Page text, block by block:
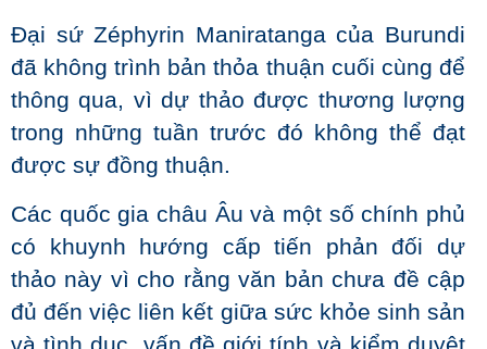
Đại sứ Zéphyrin Maniratanga của Burundi
đã không trình bản thỏa thuận cuối cùng để
thông qua, vì dự thảo được thương lượng
trong những tuần trước đó không thể đạt
được sự đồng thuận.
Các quốc gia châu Âu và một số chính phủ
có khuynh hướng cấp tiến phản đối dự
thảo này vì cho rằng văn bản chưa đề cập
đủ đến việc liên kết giữa sức khỏe sinh sản